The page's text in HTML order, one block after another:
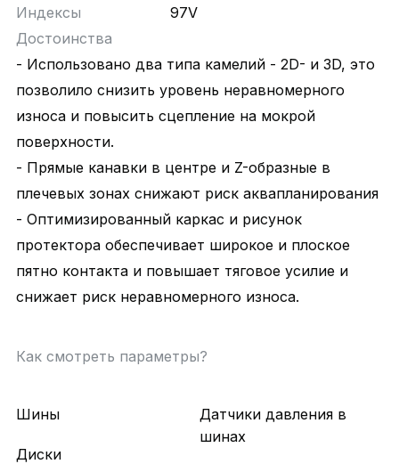
Индексы
97V
Достоинства
- Использовано два типа камелий - 2D- и 3D, это
позволило снизить уровень неравномерного
износа и повысить сцепление на мокрой
поверхности.
- Прямые канавки в центре и Z-образные в
плечевых зонах снижают риск аквапланирования
- Оптимизированный каркас и рисунок
протектора обеспечивает широкое и плоское
пятно контакта и повышает тяговое усилие и
снижает риск неравномерного износа.
Как смотреть параметры?
Шины
Диски
Датчики давления в
шинах